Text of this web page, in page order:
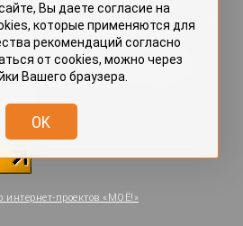
материалы, размещённые на портале
редакции, нештатными авторами
авторского права. Полное или
материалов, размещённых на портале
только с письменного согласия редакции
.
интернет-проектов «МОЁ!»
Вы даете согласие на
которые применяются для
рекомендаций согласно
от cookies, можно через
Вашего браузера.
OK